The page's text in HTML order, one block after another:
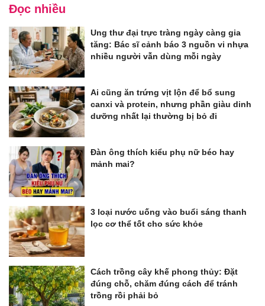
Đọc nhiều
Ung thư đại trực tràng ngày càng gia
tăng: Bác sĩ cảnh báo 3 nguồn vi nhựa
nhiều người vẫn dùng mỗi ngày
Ai cũng ăn trứng vịt lộn để bổ sung
canxi và protein, nhưng phần giàu dinh
dưỡng nhất lại thường bị bỏ đi
Đàn ông thích kiểu phụ nữ béo hay
mảnh mai?
3 loại nước uống vào buổi sáng thanh
lọc cơ thể tốt cho sức khỏe
Cách trồng cây khế phong thủy: Đặt
đúng chỗ, chăm đúng cách để tránh
trồng rồi phải bỏ